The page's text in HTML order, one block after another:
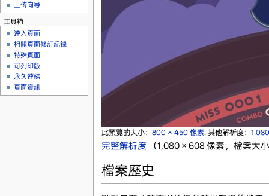
此預覽的大小： 800 × 450 像素. 其他解析度：
完整解析度 （1,080 × 608 像素，檔案大
檔案歷史
上传向导
工具箱
連入頁面
相關頁面修訂記錄
特殊頁面
可列印版
永久連結
頁面資訊